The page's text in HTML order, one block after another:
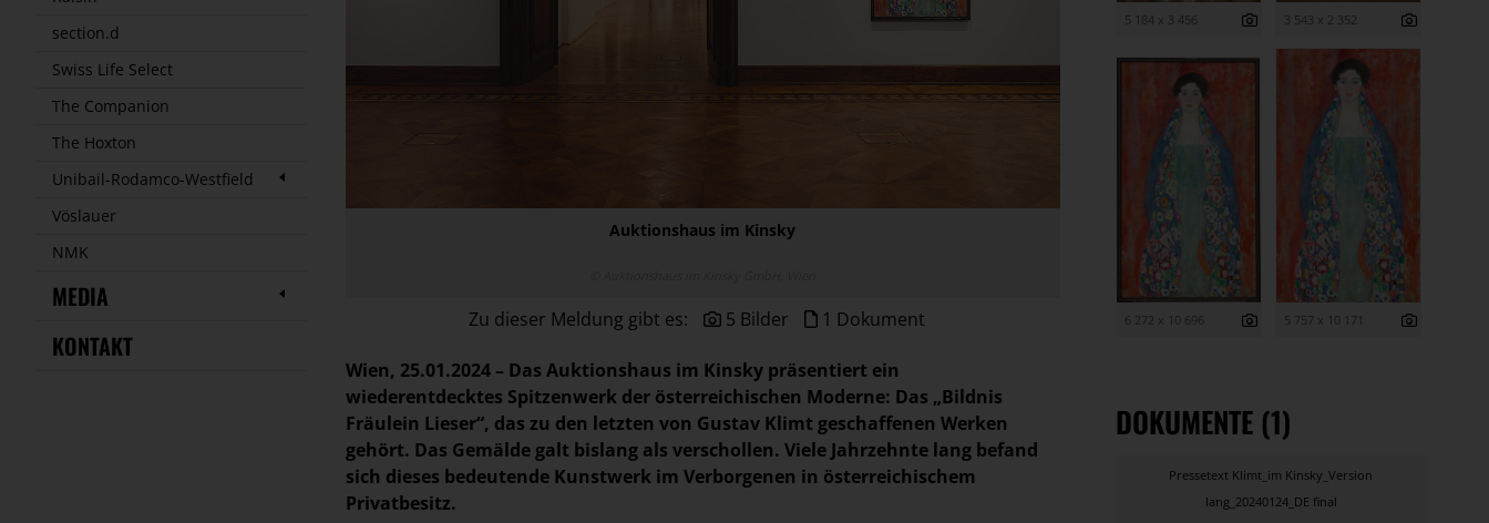
section.d
Swiss Life Select
The Companion
The Hoxton
Unibail-Rodamco-Westfield
Vöslauer
NMK
MEDIA
KONTAKT
Auktionshaus im Kinsky
Zu dieser Meldung gibt es: 5 Bilder 1 Dokument
Wien, 25.01.2024 – Das Auktionshaus im Kinsky präsentiert ein
wiederentdecktes Spitzenwerk der österreichischen Moderne: Das „Bildnis
Fräulein Lieser“, das zu den letzten von Gustav Klimt geschaffenen Werken
gehört. Das Gemälde galt bislang als verschollen. Viele Jahrzehnte lang befand
sich dieses bedeutende Kunstwerk im Verborgenen in österreichischem
Privatbesitz.
5 184 x 3 456 3 543 x 2 352
6 272 x 10 696 5 757 x 10 171
DOKUMENTE (1)
Pressetext Klimt_im Kinsky_Version
lang_20240124_DE final